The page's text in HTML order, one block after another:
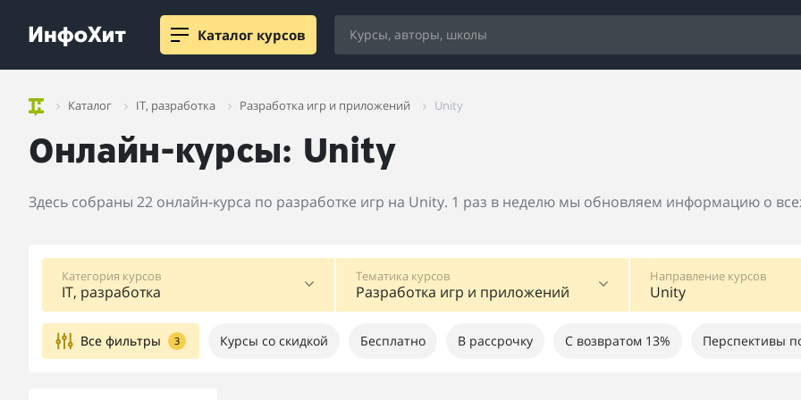
Каталог курсов
Каталог IT, разработка Разработка игр и приложений Unity
Онлайн-курсы: Unity
Здесь собраны 22 онлайн-курса по разработке игр на Unity. 1 раз в неделю мы обновляем информацию о
IT, разработка
Категория курсов
Разработка игр и приложений
Тематика курсов
Unity
Направление курсов
Все фильтры 3 Курсы со скидкой Бесплатно В рассрочку С возвратом 13%